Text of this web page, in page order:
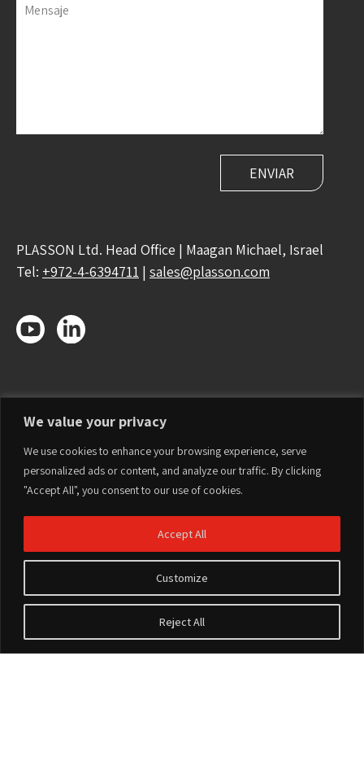
We value your privacy
We use cookies to enhance your browsing experience, serve
personalized ads or content, and analyze our traffic. By clicking
"Accept All", you consent to our use of cookies.
Customize
Reject All
Accept All
Mensaje
PLASSON Ltd. Head Office | Maagan Michael, Israel
Tel: +972-4-6394711 | sales@plasson.com